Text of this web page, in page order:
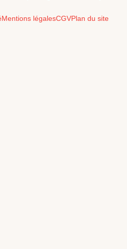
Mentions légalesCGVPlan du site